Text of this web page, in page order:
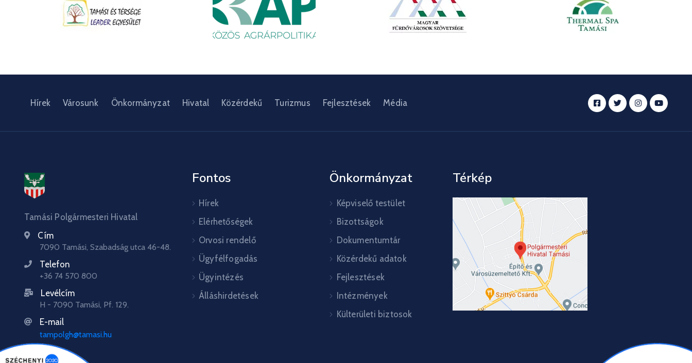
Hírek Városunk Önkormányzat Hivatal Közérdekű Turizmus Fejlesztések Média
Tamási Polgármesteri Hivatal
Cím
7090 Tamási, Szabadság utca 46-48.
Telefon
+36 74 570 800
Levélcím
H - 7090 Tamási, Pf. 129.
E-mail
tampolgh@tamasi.hu
Fontos
Hírek
Elérhetőségek
Orvosi rendelő
Ügyfélfogadás
Ügyintézés
Álláshirdetések
Önkormányzat
Képviselő testület
Bizottságok
Dokumentumtár
Közérdekű adatok
Fejlesztések
Intézmények
Külterületi biztosok
Térkép